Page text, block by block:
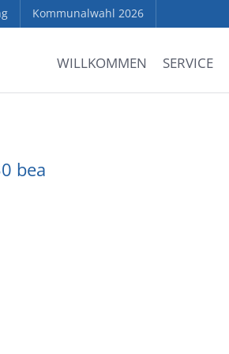
Kommunalwahl 2026
WILLKOMMEN SERVICE
bea